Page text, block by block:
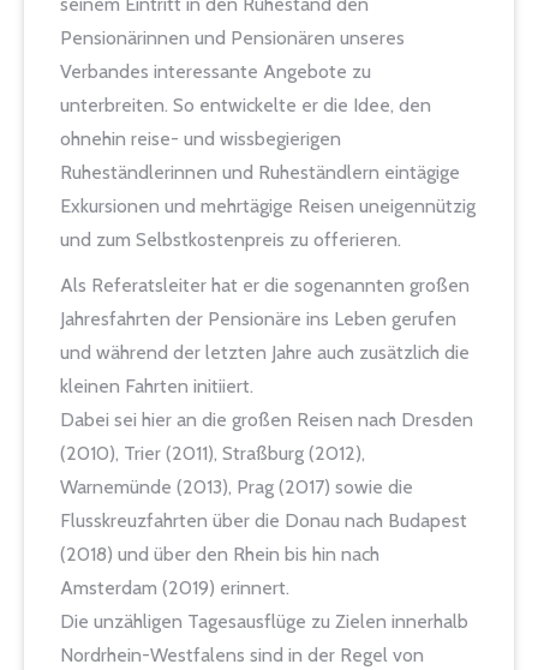
Pensionärinnen und Pensionären unseres
Verbandes interessante Angebote zu
unterbreiten. So entwickelte er die Idee, den
ohnehin reise- und wissbegierigen
Ruheständlerinnen und Ruheständlern eintägige
Exkursionen und mehrtägige Reisen uneigennützig
und zum Selbstkostenpreis zu offerieren.
Als Referatsleiter hat er die sogenannten großen
Jahresfahrten der Pensionäre ins Leben gerufen
und während der letzten Jahre auch zusätzlich die
kleinen Fahrten initiiert.
Dabei sei hier an die großen Reisen nach Dresden
(2010), Trier (2011), Straßburg (2012),
Warnemünde (2013), Prag (2017) sowie die
Flusskreuzfahrten über die Donau nach Budapest
(2018) und über den Rhein bis hin nach
Amsterdam (2019) erinnert.
Die unzähligen Tagesausflüge zu Zielen innerhalb
Nordrhein-Westfalens sind in der Regel von